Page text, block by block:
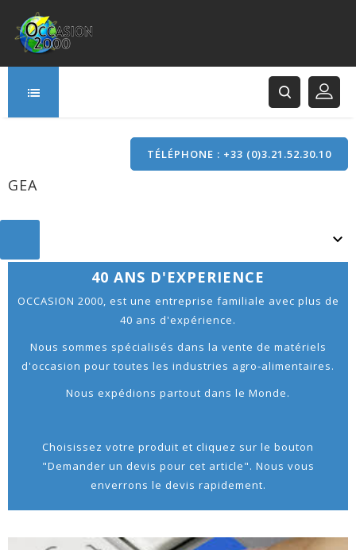
TÉLÉPHONE : +33 (0)3.21.52.30.10
GEA

40 ANS D'EXPERIENCE
OCCASION 2000, est une entreprise familiale avec plus de
40 ans d'expérience.
Nous sommes spécialisés dans la vente de matériels
d'occasion pour toutes les industries agro-alimentaires.
Nous expédions partout dans le Monde.
Choisissez votre produit et cliquez sur le bouton
"Demander un devis pour cet article". Nous vous
enverrons le devis rapidement.